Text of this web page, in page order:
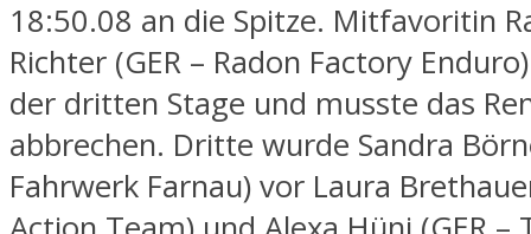
18:50.08 an die Spitze. Mitfavoritin
Richter (GER – Radon Factory
der dritten Stage und musste das
abbrechen. Dritte wurde Sandra
Fahrwerk Farnau) vor Laura